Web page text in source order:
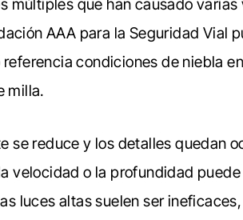
múltiples que han causado
AAA para la Seguridad Vial
condiciones de niebla
milla.
se reduce y los detalles quedan
velocidad o la profundidad
luces altas suelen ser